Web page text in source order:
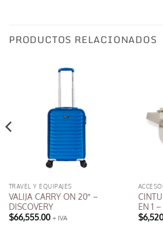
PRODUCTOS RELACIONADOS
TRAVEL Y EQUIPAJES
VALIJA CARRY ON 20″ –
DISCOVERY
$66,555.00 + IVA
EN 1
$